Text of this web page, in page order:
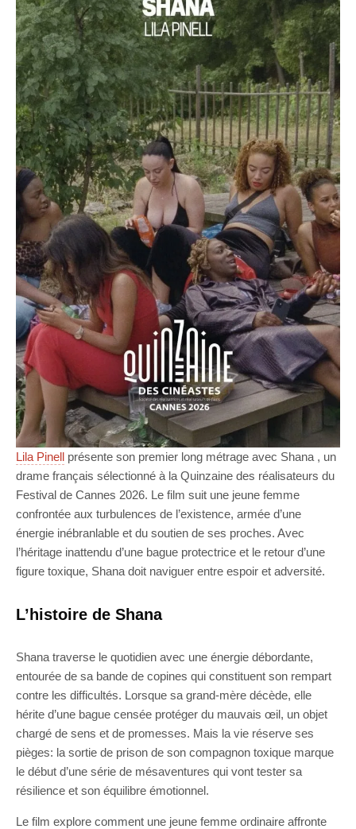
Lila Pinell présente son premier long métrage avec Shana , un
drame français sélectionné à la Quinzaine des réalisateurs du
Festival de Cannes 2026. Le film suit une jeune femme
confrontée aux turbulences de l’existence, armée d’une
énergie inébranlable et du soutien de ses proches. Avec
l’héritage inattendu d’une bague protectrice et le retour d’une
figure toxique, Shana doit naviguer entre espoir et adversité.
L’histoire de Shana
Shana traverse le quotidien avec une énergie débordante,
entourée de sa bande de copines qui constituent son rempart
contre les difficultés. Lorsque sa grand-mère décède, elle
hérite d’une bague censée protéger du mauvais œil, un objet
chargé de sens et de promesses. Mais la vie réserve ses
pièges: la sortie de prison de son compagnon toxique marque
le début d’une série de mésaventures qui vont tester sa
résilience et son équilibre émotionnel.
Le film explore comment une jeune femme ordinaire affronte